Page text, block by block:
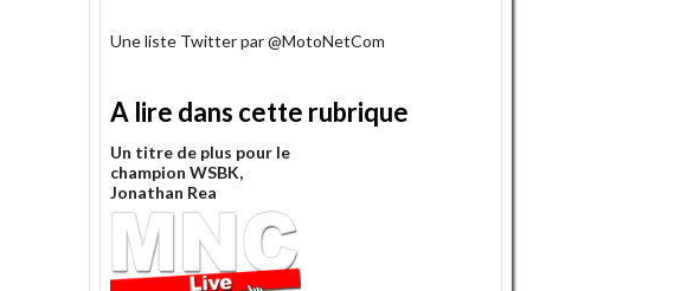
Une liste Twitter par @MotoNetCom
A lire dans cette rubrique
Un titre de plus pour le
champion WSBK,
Jonathan Rea